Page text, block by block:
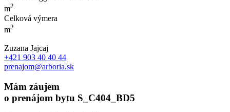
m2
Celková výmera
m2
Zuzana Jajcaj
+421 903 40 40 44
prenajom@arboria.sk
Mám záujem
o prenájom bytu S_C404_BD5